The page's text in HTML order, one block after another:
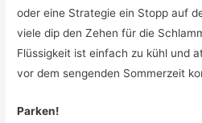
oder eine Strategie ein Stopp auf
viele dip den Zehen für die
Flüssigkeit ist einfach zu kühl und
vor dem sengenden Sommerzeit
Parken!